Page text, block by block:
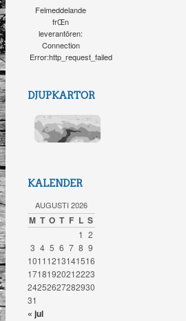
Felmeddelande
frŒn
leverantören:
Connection
Error:http_request_failed
DJUPKARTOR
KALENDER
AUGUSTI 2026
M T O T F L S
1 2
3 4 5 6 7 8 9
10111213141516
17181920212223
24252627282930
31
« jul